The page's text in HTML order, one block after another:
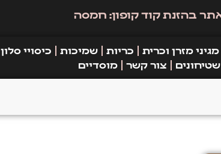
מגיני מזרן וכרית כריות שמיכות כיסויי סלון
שטיחונים
צור קשר מוסדיים